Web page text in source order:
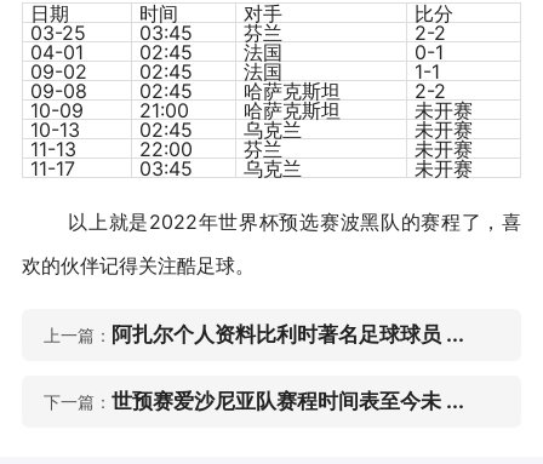
日期 时间 对手
比分
03-25
03:45 芬兰
2-2
04-01
02:45 法国
0-1
09-02
02:45 法国
1-1
09-08
02:45 哈萨克斯坦
2-2
10-09
21:00 哈萨克斯坦
未开赛
10-13
02:45 乌克兰
未开赛
11-13
22:00 芬兰
未开赛
11-17
03:45 乌克兰 未开赛
以上就是2022年世界杯预选赛波黑队的赛程了，喜
欢的伙伴记得关注酷足球。
上一篇： 阿扎尔个人资料比利时著名足球球员 ...
下一篇： 世预赛爱沙尼亚队赛程时间表至今未 ...